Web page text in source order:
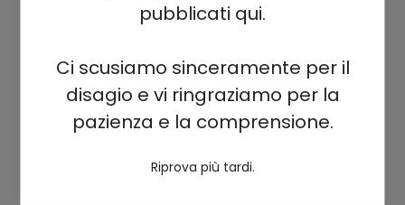
pubblicati qui.
Ci scusiamo sinceramente per il
disagio e vi ringraziamo per la
pazienza e la comprensione.
Riprova più tardi.